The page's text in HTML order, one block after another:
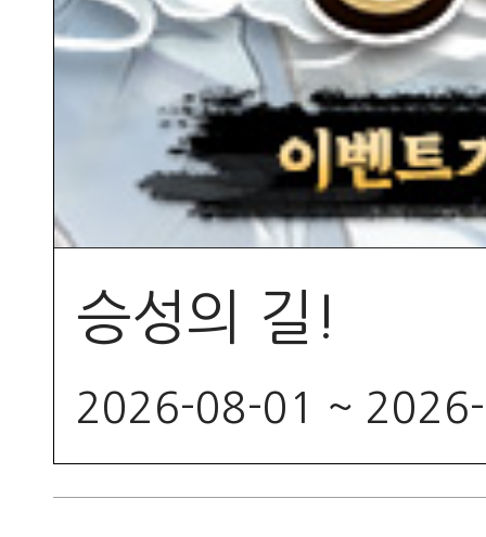
승성의 길!
2026-08-01 ~